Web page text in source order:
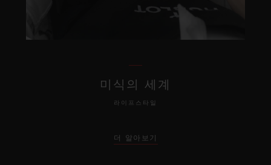
미식의 세계
라이프스타일
더 알아보기